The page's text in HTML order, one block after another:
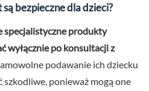
bezpieczne dla dzieci?
specjalistyczne produkty
wyłącznie po konsultacji z
podawanie ich dziecku
szkodliwe, ponieważ mogą one